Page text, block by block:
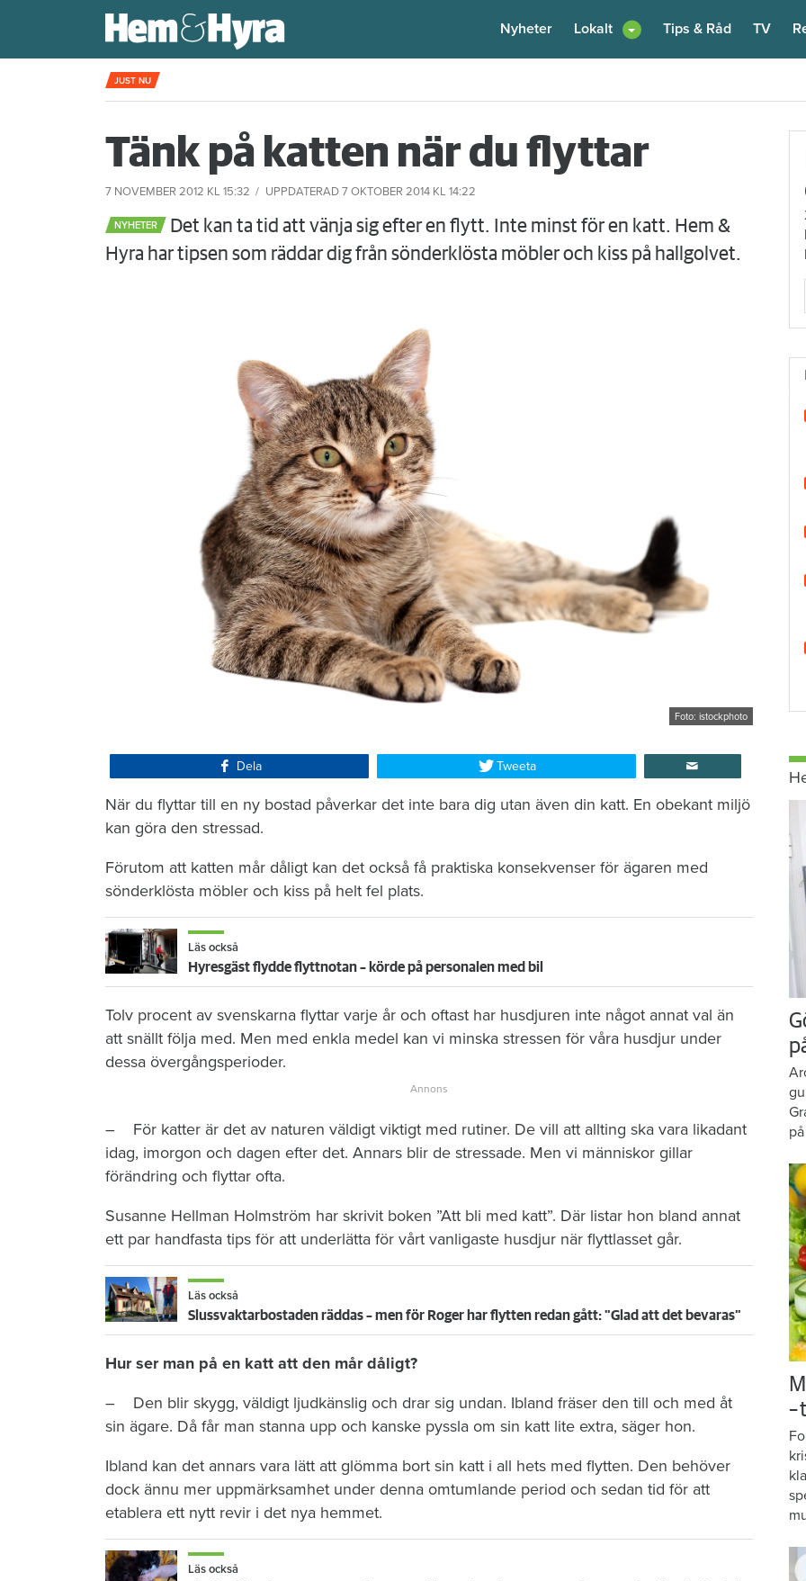
Nyheter Lokalt Tips & Råd TV
JUST NU
Tänk på katten när du flyttar
7 NOVEMBER 2012 KL 15:32 UPPDATERAD 7 OKTOBER 2014 KL 14:22
NYHETER
Det kan ta tid att vänja sig efter en flytt. Inte minst för en katt. Hem &
Hyra har tipsen som räddar dig från sönderklösta möbler och kiss på hallgolvet.
Foto: istockphoto
Dela Tweeta
När du flyttar till en ny bostad påverkar det inte bara dig utan även din katt. En obekant miljö
kan göra den stressad.
Förutom att katten mår dåligt kan det också få praktiska konsekvenser för ägaren med
sönderklösta möbler och kiss på helt fel plats.
Läs också
Hyresgäst flydde flyttnotan – körde på personalen med bil
Tolv procent av svenskarna flyttar varje år och oftast har husdjuren inte något annat val än
att snällt följa med. Men med enkla medel kan vi minska stressen för våra husdjur under
dessa övergångsperioder.
– För katter är det av naturen väldigt viktigt med rutiner. De vill att allting ska vara likadant
idag, imorgon och dagen efter det. Annars blir de stressade. Men vi människor gillar
förändring och flyttar ofta.
Susanne Hellman Holmström har skrivit boken ”Att bli med katt”. Där listar hon bland annat
ett par handfasta tips för att underlätta för vårt vanligaste husdjur när flyttlasset går.
Läs också
Slussvaktarbostaden räddas – men för Roger har flytten redan gått: "Glad att det bevaras"
Hur ser man på en katt att den mår dåligt?
– Den blir skygg, väldigt ljudkänslig och drar sig undan. Ibland fräser den till och med åt
sin ägare. Då får man stanna upp och kanske pyssla om sin katt lite extra, säger hon.
Ibland kan det annars vara lätt att glömma bort sin katt i all hets med flytten. Den behöver
dock ännu mer uppmärksamhet under denna omtumlande period och sedan tid för att
etablera ett nytt revir i det nya hemmet.
Läs också
–